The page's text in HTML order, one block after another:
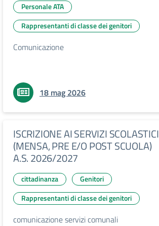
Personale ATA
Rappresentanti di classe dei genitori
Comunicazione
18 mag 2026
ISCRIZIONE AI SERVIZI SCOLASTICI
(MENSA, PRE E/O POST SCUOLA)
A.S. 2026/2027
cittadinanza
Genitori
Rappresentanti di classe dei genitori
comunicazione servizi comunali